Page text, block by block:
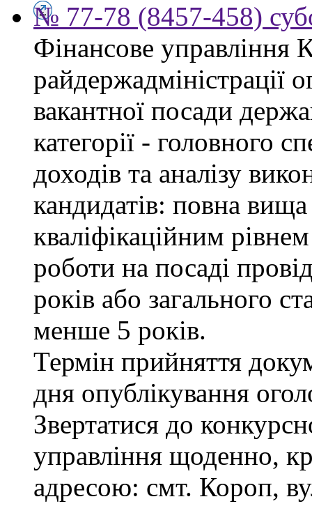
№ 77-78 (8457-458)
Фінансове управління
райдержадміністрації
вакантної посади
категорії - головного
доходів та аналізу
кандидатів: повна вища
кваліфікаційним
роботи на посаді
років або загального
менше 5 років.
Термін прийняття
дня опублікування
Звертатися до
управління щоденно,
адресою: смт. Короп,